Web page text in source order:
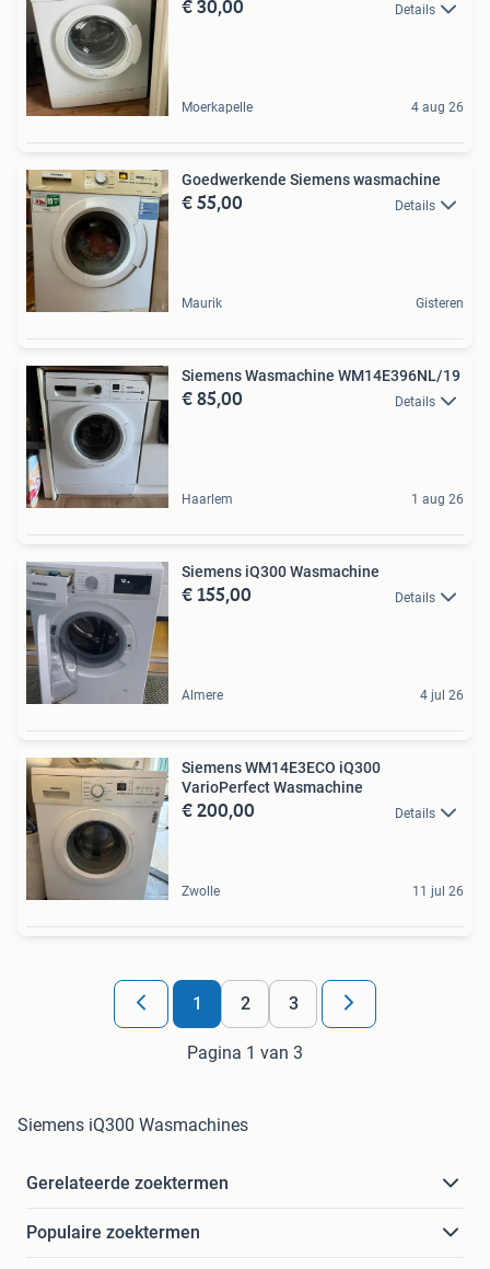
€ 30,00 Details
Moerkapelle 4 aug 26
Goedwerkende Siemens wasmachine
€ 55,00 Details
Maurik Gisteren
Siemens Wasmachine WM14E396NL/19
€ 85,00 Details
Haarlem 1 aug 26
Siemens iQ300 Wasmachine
€ 155,00 Details
Almere 4 jul 26
Siemens WM14E3ECO iQ300
VarioPerfect Wasmachine
€ 200,00 Details
Zwolle 11 jul 26
1 2 3
Pagina 1 van 3
Siemens iQ300 Wasmachines
Gerelateerde zoektermen
Populaire zoektermen